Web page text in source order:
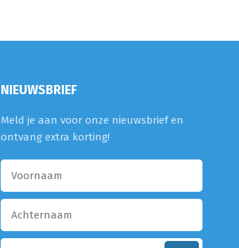
NIEUWSBRIEF
Meld je aan voor onze nieuwsbrief en
ontvang extra korting!